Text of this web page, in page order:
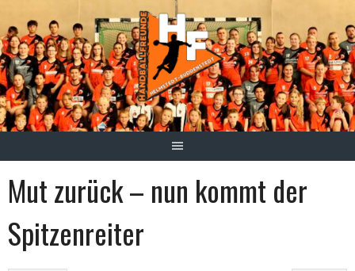
zum
Inhalt
Mut zurück – nun kommt der
Spitzenreiter